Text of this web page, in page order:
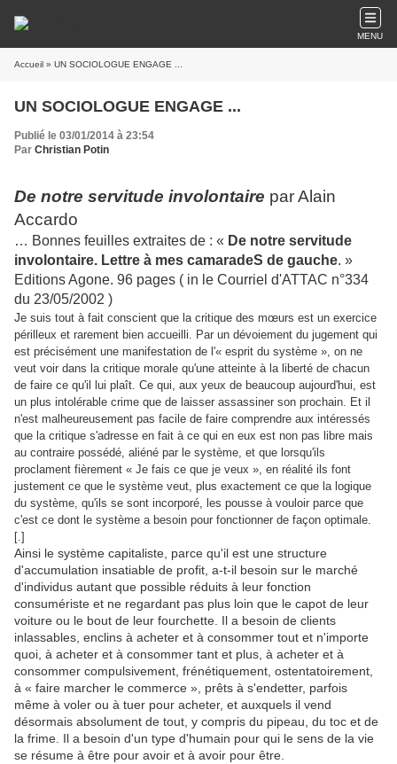
MENU
Accueil » UN SOCIOLOGUE ENGAGE ...
UN SOCIOLOGUE ENGAGE ...
Publié le 03/01/2014 à 23:54
Par Christian Potin
De notre servitude involontaire par Alain
Accardo
… Bonnes feuilles extraites de : « De notre servitude
involontaire. Lettre à mes camaradeS de gauche. »
Editions Agone. 96 pages ( in le Courriel d'ATTAC n°334
du 23/05/2002 )
Je suis tout à fait conscient que la critique des mœurs est un exercice
périlleux et rarement bien accueilli. Par un dévoiement du jugement qui
est précisément une manifestation de l'« esprit du système », on ne
veut voir dans la critique morale qu'une atteinte à la liberté de chacun
de faire ce qu'il lui plaît. Ce qui, aux yeux de beaucoup aujourd'hui, est
un plus intolérable crime que de laisser assassiner son prochain. Et il
n'est malheureusement pas facile de faire comprendre aux intéressés
que la critique s'adresse en fait à ce qui en eux est non pas libre mais
au contraire possédé, aliéné par le système, et que lorsqu'ils
proclament fièrement « Je fais ce que je veux », en réalité ils font
justement ce que le système veut, plus exactement ce que la logique
du système, qu'ils se sont incorporé, les pousse à vouloir parce que
c'est ce dont le système a besoin pour fonctionner de façon optimale.
[.]
Ainsi le système capitaliste, parce qu'il est une structure
d'accumulation insatiable de profit, a-t-il besoin sur le marché
d'individus autant que possible réduits à leur fonction
consumériste et ne regardant pas plus loin que le capot de leur
voiture ou le bout de leur fourchette. Il a besoin de clients
inlassables, enclins à acheter et à consommer tout et n'importe
quoi, à acheter et à consommer tant et plus, à acheter et à
consommer compulsivement, frénétiquement, ostentatoirement,
à « faire marcher le commerce », prêts à s'endetter, parfois
même à voler ou à tuer pour acheter, et auxquels il vend
désormais absolument de tout, y compris du pipeau, du toc et de
la frime. Il a besoin d'un type d'humain pour qui le sens de la vie
se résume à être pour avoir et à avoir pour être.